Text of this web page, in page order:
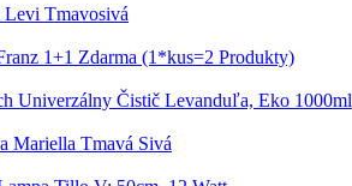
Levi Tmavosivá
1+1 Zdarma (1*kus=2 Produkty)
Univerzálny Čistič Levanduľa, Eko 1000ml
Mariella Tmavá Sivá